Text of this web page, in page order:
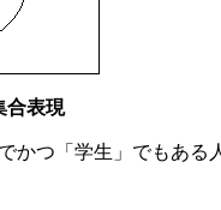
合表現
つ「学生」でもある